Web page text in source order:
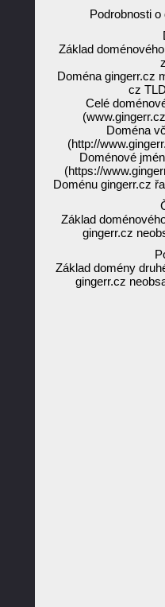
Podrobnosti
Základ
Doména gingerr.cz
cz
Celé
Doména
(http://
Doménové
(https://
Doménu gingerr.cz
Základ
gingerr.cz
Základ domény
gingerr.cz